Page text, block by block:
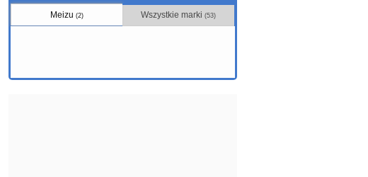
Meizu (2) Wszystkie marki(53)